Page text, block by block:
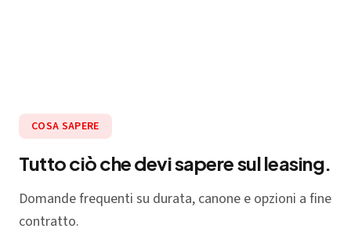
COSA SAPERE
Tutto ciò che devi sapere sul leasing.
Domande frequenti su durata, canone e opzioni a fine
contratto.